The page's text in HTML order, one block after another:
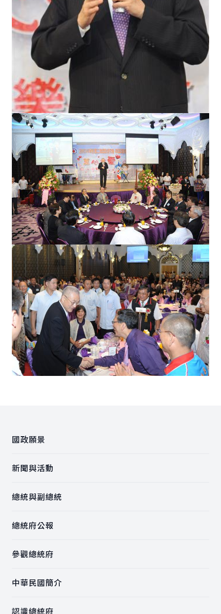
國政願景
新聞與活動
總統與副總統
總統府公報
參觀總統府
中華民國簡介
認識總統府